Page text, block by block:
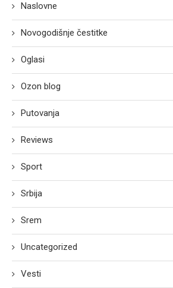
Naslovne
Novogodišnje čestitke
Oglasi
Ozon blog
Putovanja
Reviews
Sport
Srbija
Srem
Uncategorized
Vesti